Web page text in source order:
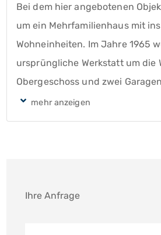
Bei dem hier angebotenen
um ein Mehrfamilienhaus mit
Wohneinheiten. Im Jahre 1965
ursprüngliche Werkstatt um die
Obergeschoss und zwei
Teilkeller erweitert. Mitte der
Werkstatt im Erdgeschoss dann
Grundstücksfläche von ca. 488
Ihre Anfrage